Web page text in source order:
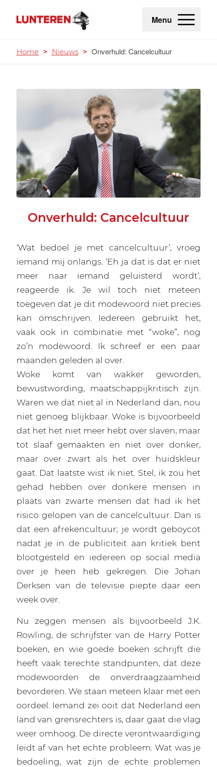
Menu
Home > Nieuws > Onverhuld: Cancelcultuur
Onverhuld: Cancelcultuur
‘Wat bedoel je met cancelcultuur’, vroeg
iemand mij onlangs. ‘Eh ja dat is dat er niet
meer naar iemand geluisterd wordt’,
reageerde ik. Je wil toch niet meteen
toegeven dat je dit modewoord niet precies
kan omschrijven. Iedereen gebruikt het,
vaak ook in combinatie met “woke”, nog
zo’n modewoord. Ik schreef er een paar
maanden geleden al over.
Woke komt van wakker geworden,
bewustwording, maatschappijkritisch zijn.
Waren we dat niet al in Nederland dan, nou
niet genoeg blijkbaar. Woke is bijvoorbeeld
dat het het niet meer hebt over slaven, maar
tot slaaf gemaakten en niet over donker,
maar over zwart als het over huidskleur
gaat. Dat laatste wist ik niet. Stel, ik zou het
gehad hebben over donkere mensen in
plaats van zwarte mensen dat had ik het
risico gelopen van de cancelcultuur. Dan is
dat een afrekencultuur; je wordt geboycot
nadat je in de publiciteit aan kritiek bent
blootgesteld en iedereen op social media
over je heen heb gekregen. Die Johan
Derksen van de televisie piepte daar een
week over.
Nu zeggen mensen als bijvoorbeeld J.K.
Rowling, de schrijfster van de Harry Potter
boeken, en wie goede boeken schrijft die
heeft vaak terechte standpunten, dat deze
modewoorden de onverdraagzaamheid
bevorderen. We staan meteen klaar met een
oordeel. Iemand zei ooit dat Nederland een
land van grensrechters is, daar gaat die vlag
weer omhoog. De directe verontwaardiging
leidt af van het echte probleem. Wat was je
bedoeling, wat zijn de echte problemen